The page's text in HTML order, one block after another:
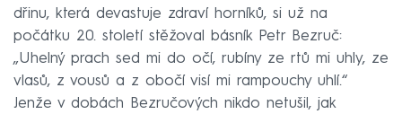
dřinu, která devastuje zdraví horníků, si už na
počátku 20. století stěžoval básník Petr Bezruč:
„Uhelný prach sed mi do očí, rubíny ze rtů mi uhly, ze
vlasů, z vousů a z obočí visí mi rampouchy uhlí.“
Jenže v dobách Bezručových nikdo netušil, jak